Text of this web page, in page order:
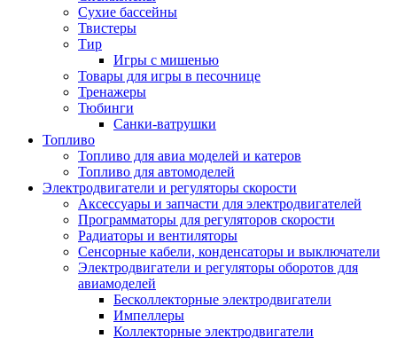
Сухие бассейны
Твистеры
Тир
Игры с мишенью
Товары для игры в песочнице
Тренажеры
Тюбинги
Санки-ватрушки
Топливо
Топливо для авиа моделей и катеров
Топливо для автомоделей
Электродвигатели и регуляторы скорости
Аксессуары и запчасти для электродвигателей
Программаторы для регуляторов скорости
Радиаторы и вентиляторы
Сенсорные кабели, конденсаторы и выключатели
Электродвигатели и регуляторы оборотов для
авиамоделей
Бесколлекторные электродвигатели
Импеллеры
Коллекторные электродвигатели